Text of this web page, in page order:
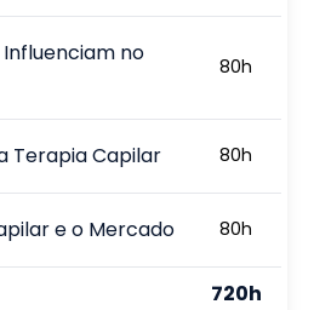
no
80h
Terapia Capilar 80h
e o Mercado 80h
720h